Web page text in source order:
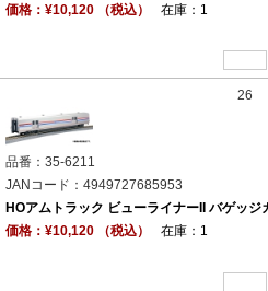
価格：¥10,120 （税込）
在庫：1
26
品番：35-6211
JANコード：4949727685953
HOアムトラック ビューライナーII バゲッジ
価格：¥10,120 （税込）
在庫：1